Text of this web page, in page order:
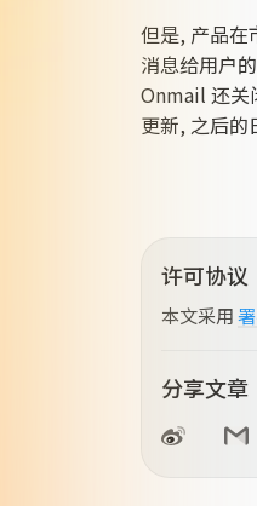
但是, 产品在
消息给用户
Onmail 还关
更新, 之后的
许可协议
本文采用
分享文章